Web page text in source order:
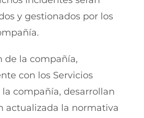
y gestionados por los
de la compañía,
con los Servicios
compañía, desarrollan
actualizada la normativa